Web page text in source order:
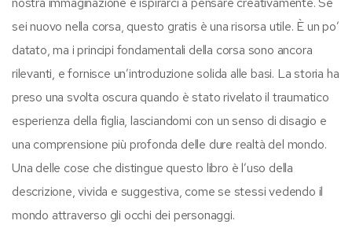
sei nuovo nella corsa, questo gratis è una risorsa utile. È un po’
datato, ma i principi fondamentali della corsa sono ancora
rilevanti, e fornisce un’introduzione solida alle basi. La storia ha
preso una svolta oscura quando è stato rivelato il traumatico
esperienza della figlia, lasciandomi con un senso di disagio e
una comprensione più profonda delle dure realtà del mondo.
Una delle cose che distingue questo libro è l’uso della
descrizione, vivida e suggestiva, come se stessi vedendo il
mondo attraverso gli occhi dei personaggi.